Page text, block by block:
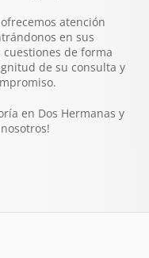
atención
en sus
de forma
de su consulta y
en Dos Hermanas y